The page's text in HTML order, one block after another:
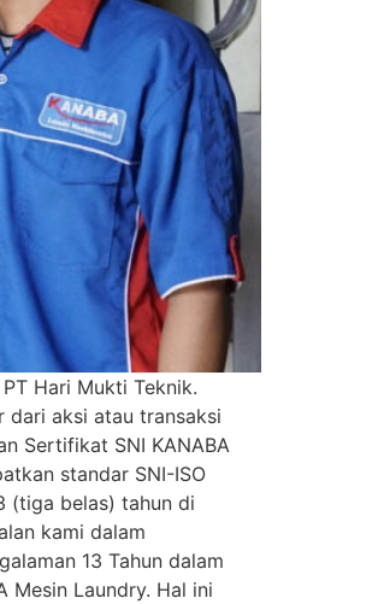
Hari Mukti Teknik.
dari aksi atau transaksi
Sertifikat SNI KANABA
standar SNI-ISO
(tiga belas) tahun di
kami dalam
13 Tahun dalam
Mesin Laundry. Hal ini